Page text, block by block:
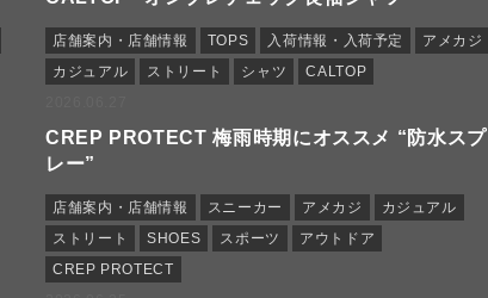
店舗案内・店舗情報 TOPS 入荷情報・入荷予定
アメカジ
カジュアル
ストリート シャツ
CALTOP
CREP PROTECT 梅雨時期にオススメ “防水スプ
レー”
店舗案内・店舗情報 スニーカー アメカジ
カジュアル
ストリート
SHOES スポーツ
アウトドア
CREP PROTECT